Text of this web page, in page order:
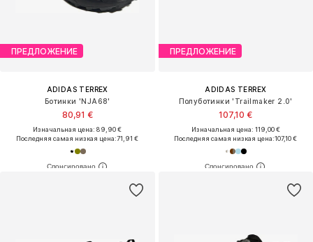
ПРЕДЛОЖЕНИЕ
ADIDAS TERREX
Ботинки 'NJA68'
80,91 €
Изначальная цена: 89,90 €
Последняя самая низкая цена:71,91 €
ПРЕДЛОЖЕНИЕ
ADIDAS TERREX
Полуботинки 'Trailmaker 2.0'
107,10 €
Изначальная цена: 119,00 €
Последняя самая низкая цена:107,10 €